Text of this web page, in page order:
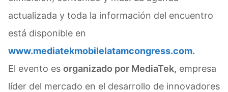
actualizada y toda la información del encuentro
está disponible en
www.mediatekmobilelatamcongress.com.
El evento es organizado por MediaTek, empresa
líder del mercado en el desarrollo de innovadores